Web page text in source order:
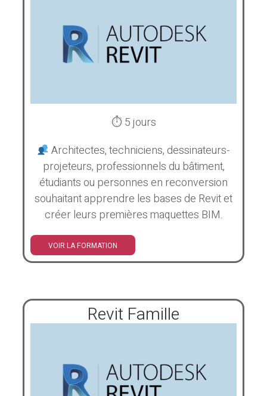
⏱ 5 jours
Architectes, techniciens, dessinateurs-
projeteurs, professionnels du bâtiment,
étudiants ou personnes en reconversion
souhaitant apprendre les bases de Revit et
créer leurs premières maquettes BIM.
VOIR LA FORMATION
Revit Famille